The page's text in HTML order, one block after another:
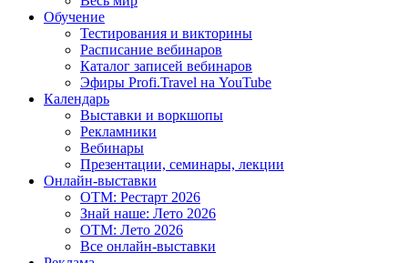
Обучение
Тестирования и викторины
Расписание вебинаров
Каталог записей вебинаров
Эфиры Profi.Travel на YouTube
Календарь
Выставки и воркшопы
Рекламники
Вебинары
Презентации, семинары, лекции
Онлайн-выставки
OTM: Рестарт 2026
Знай наше: Лето 2026
OTM: Лето 2026
Все онлайн-выставки